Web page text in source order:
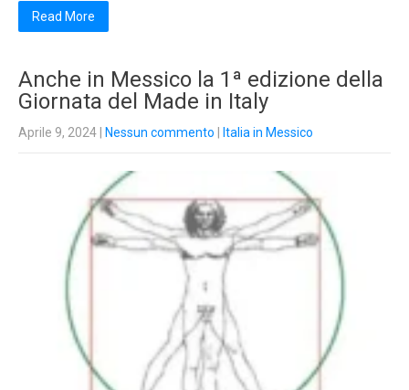
Read More
Anche in Messico la 1ª edizione della
Giornata del Made in Italy
Aprile 9, 2024 Nessun commento Italia in Messico